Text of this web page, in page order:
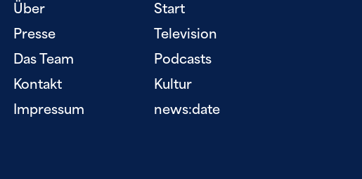
Über
Presse
Das Team
Kontakt
Impressum
Start
Television
Podcasts
Kultur
news:date